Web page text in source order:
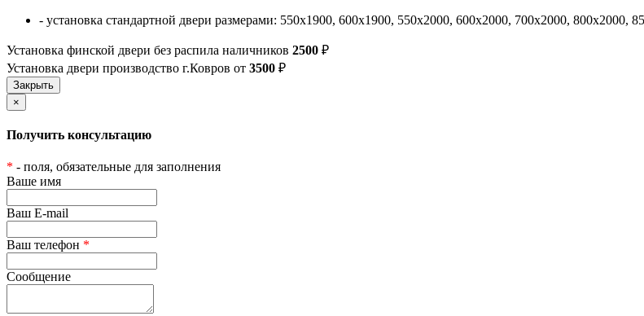
- установка стандартной двери размерами: 550х1900, 600х1900, 550х2000, 600х2000, 700х2000,
Установка финской двери без распила наличников 2500 ₽
Установка двери производство г.Ковров от 3500 ₽
×
Получить консультацию
* - поля, обязательные для заполнения
Ваше имя
Ваш E-mail
Ваш телефон *
Сообщение